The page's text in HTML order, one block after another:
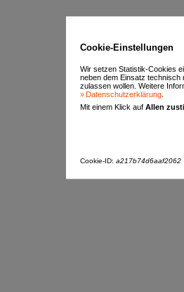
Cookie-Einstellungen
Wir setzen Statistik-Cookies
neben dem Einsatz
zulassen wollen. Weitere
Datenschutzerklärung
Mit einem Klick auf Allen
Cookie-ID: a217b74d6aaf2062